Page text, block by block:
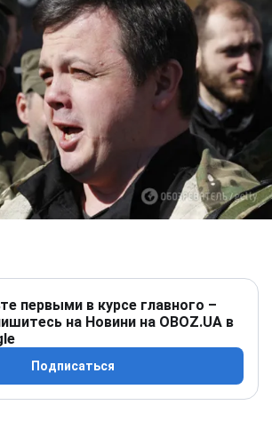
первыми в курсе главного –
на Новини на OBOZ.UA в
Подписаться